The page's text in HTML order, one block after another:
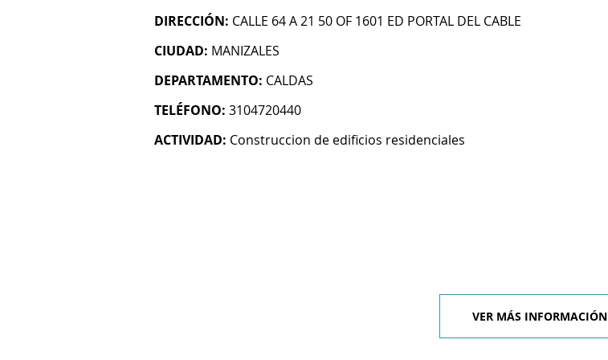
DIRECCIÓN: CALLE 64 A 21 50 OF 1601 ED PORTAL DEL CABLE
CIUDAD: MANIZALES
DEPARTAMENTO: CALDAS
TELÉFONO: 3104720440
ACTIVIDAD: Construccion de edificios residenciales
VER MÁS INFORMACIÓN